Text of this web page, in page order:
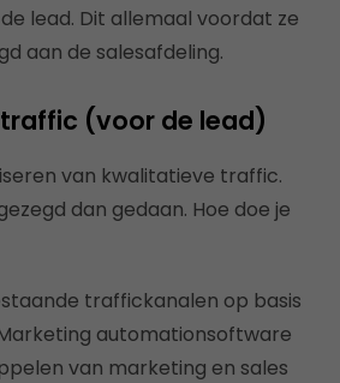
lead. Dit allemaal voordat ze
aan de salesafdeling.
traffic (voor de lead)
van kwalitatieve traffic.
dan gedaan. Hoe doe je
traffickanalen op basis
automationsoftware
van marketing en sales